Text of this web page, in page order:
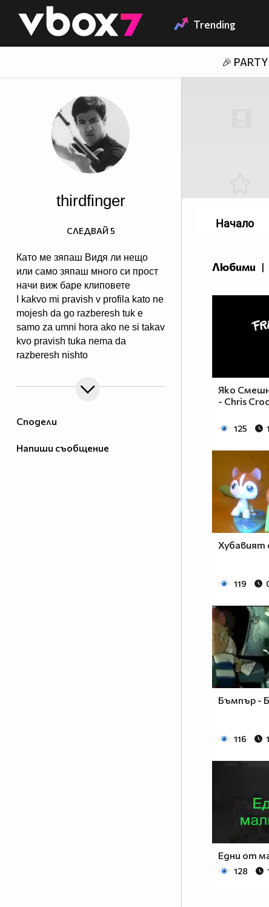
👾 Trending
🎉
Сподели
Напиши съобщение
thirdfinger
Като ме зяпаш Видя ли нещо
или само зяпаш много си прост
начи виж баре клиповете
I kakvo mi pravish v profila kato ne
mojesh da go razberesh tuk e
samo za umni hora ako ne si takav
kvo pravish tuka nema da
razberesh nishto
СЛЕДВАЙ 5
Любими |
Яко
- Chris
125
Хубавият
119
Бъмпър -
116
Едни от
128
Начало